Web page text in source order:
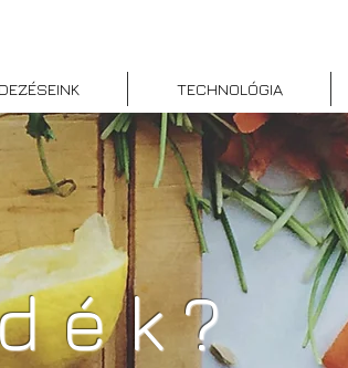
TECHNOLÓGIA